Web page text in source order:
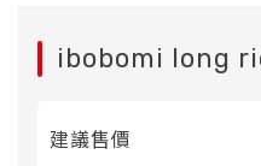
ibobomi long
建議售價